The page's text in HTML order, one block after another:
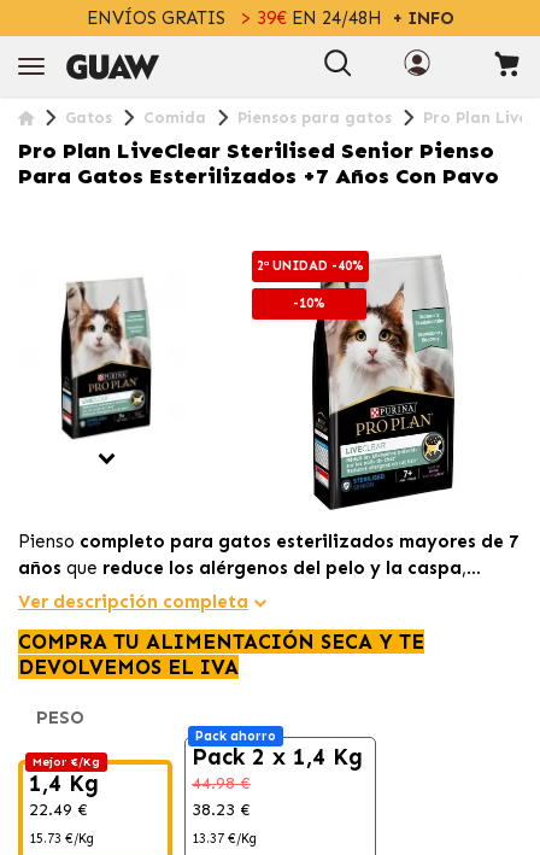
ENVÍOS GRATIS > 39€EN 24/48H + INFO
Gatos Comida Piensos para gatos Pro Plan
Pro Plan LiveClear Sterilised Senior Pienso
Para Gatos Esterilizados +7 Años Con Pavo
2ª UNIDAD -40%
-10%
Pienso completo para gatos esterilizados mayores de 7
años que reduce los alérgenos del pelo y la caspa,
favorece las funciones vitales y ayuda a mantener un
carbohidratos.
Ver descripción completa
COMPRA TU ALIMENTACIÓN SECA Y TE
DEVOLVEMOS EL IVA
PESO
Mejor €/Kg
1,4 Kg
22.49 €
15.73 €/Kg
Pack ahorro
Pack 2 x 1,4 Kg
44.98 €
38.23 €
13.37 €/Kg